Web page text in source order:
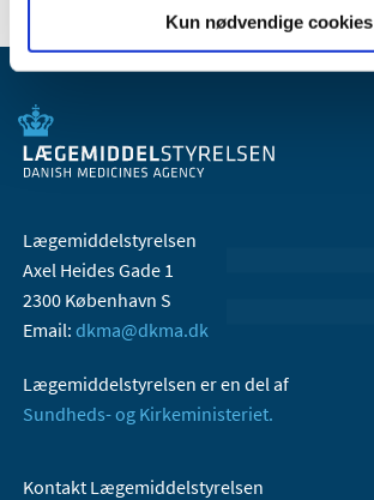
Kun nødvendige cookies
Lægemiddelstyrelsen
Axel Heides Gade 1
2300 København S
Email: dkma@dkma.dk
Lægemiddelstyrelsen er en del af
Sundheds- og Kirkeministeriet.
Kontakt Lægemiddelstyrelsen